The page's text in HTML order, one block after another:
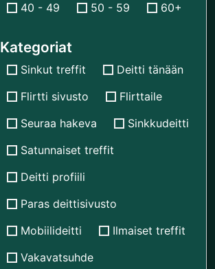
40 - 49
50 - 59 60+
Kategoriat
Sinkut treffit
Deitti tänään
Flirtti sivusto
Flirttaile
Seuraa hakeva
Sinkkudeitti
Satunnaiset treffit
Deitti profiili
Paras deittisivusto
Mobiilideitti
Ilmaiset treffit
Vakavatsuhde